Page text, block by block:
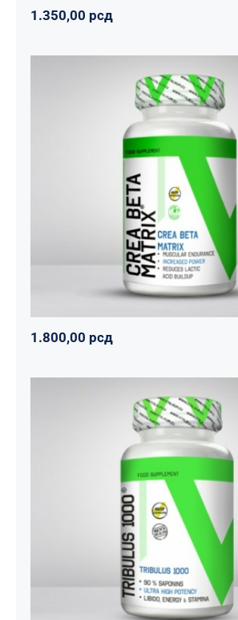
1.350,00 рсд
CREA BETA MATRIX
Napumpanko Svi proizvodi
1.800,00 рсд
1.800,00 рсд
Tribulus 1000
Svi proizvodi Vitalikum
1.890,00 рсд